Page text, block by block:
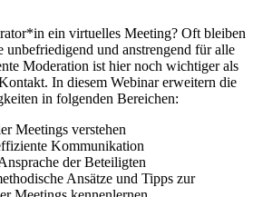
ein virtuelles Meeting? Oft bleiben
und anstrengend für alle
Moderation ist hier noch wichtiger als
In diesem Webinar erweitern die
in folgenden Bereichen:
Meetings verstehen
Kommunikation
der Beteiligten
Ansätze und Tipps zur